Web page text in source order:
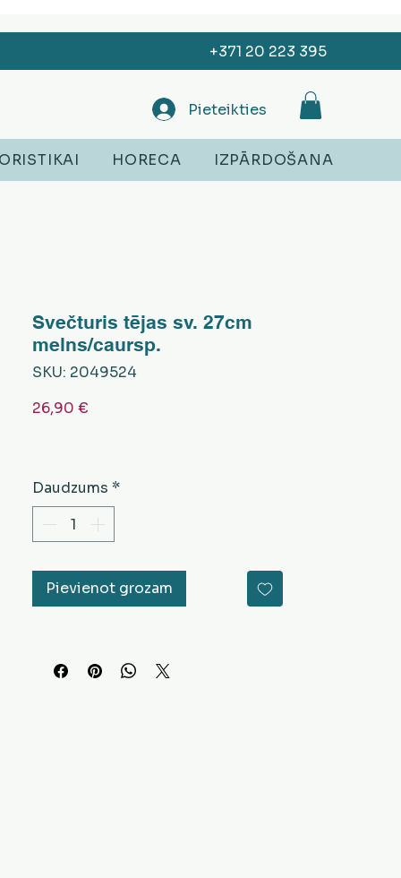
+371 20 223 395
Pieteikties
HORECA IZPĀRDOŠANA
Svečturis tējas sv. 27cm
melns/caursp.
SKU: 2049524
26,90 €
Daudzums *
Pievienot grozam